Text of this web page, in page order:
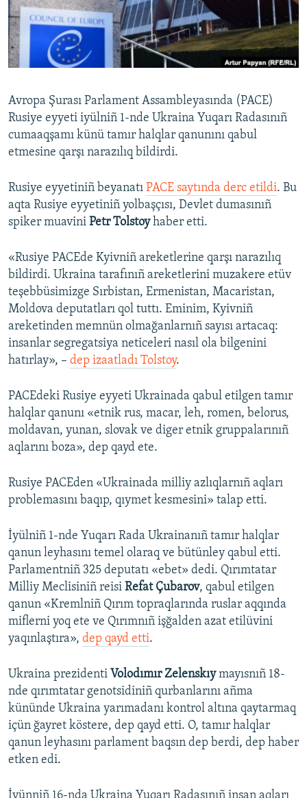
Русский
Українською
RFE/RS bütün saytları
Avropa Şurası Parlament Assambleyasında (PACE)
Rusiye eyyeti iyülniñ 1-nde Ukraina Yuqarı Radasınıñ
cumaaqşamı künü tamır halqlar qanunını qabul
etmesine qarşı narazılıq bildirdi.
Rusiye eyyetiniñ beyanatı PACE saytında derc etildi. Bu
aqta Rusiye eyyetiniñ yolbaşçısı, Devlet dumasınıñ
spiker muavini Petr Tolstoyhaber etti.
«Rusiye PACEde Kyivniñ areketlerine qarşı narazılıq
bildirdi. Ukraina tarafınıñ areketlerini muzakere etüv
teşebbüsimizge Sırbistan, Ermenistan, Macaristan,
Moldova deputatları qol tuttı. Eminim, Kyivniñ
areketinden memnün olmağanlarnıñ sayısı artacaq:
insanlar segregatsiya neticeleri nasıl ola bilgenini
hatırlay», – dep izaatladı Tolstoy.
PACEdeki Rusiye eyyeti Ukrainada qabul etilgen tamır
halqlar qanunı «etnik rus, macar, leh, romen, belorus,
moldavan, yunan, slovak ve diger etnik gruppalarınıñ
aqlarını boza», dep qayd ete.
Rusiye PACEden «Ukrainada milliy azlıqlarnıñ aqları
problemasını baqıp, qıymet kesmesini» talap etti.
İyülniñ 1-nde Yuqarı Rada Ukrainanıñ tamır halqlar
qanun leyhasını temel olaraq ve bütünley qabul etti.
Parlamentniñ 325 deputatı «ebet» dedi. Qırımtatar
Milliy Meclisiniñ reisi Refat Çubarov, qabul etilgen
qanun «Kremlniñ Qırım topraqlarında ruslar aqqında
miflerni yoq ete ve Qırımnıñ işğalden azat etilüvini
yaqınlaştıra», dep qayd etti.
Ukraina prezidenti Volodımır Zelenskıymayısnıñ 18-
nde qırımtatar genotsidiniñ qurbanlarını añma
kününde Ukraina yarımadanı kontrol altına qaytarmaq
içün ğayret köstere, dep qayd etti. O, tamır halqlar
qanun leyhasını parlament baqsın dep berdi, dep haber
etken edi.